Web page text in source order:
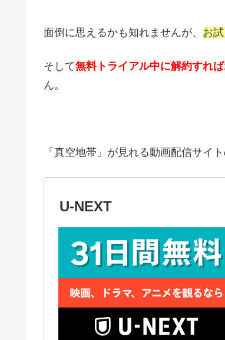
面倒に思えるかも知れませんが、 お
そして無料トライアル中に解約すれ
ん。
「真空地帯」が見れる動画配信サイ
U-NEXT